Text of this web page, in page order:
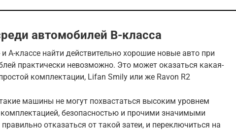
автомобилей B-класса
классе найти действительно хорошие новые авто при
практически невозможно. Это может оказаться какая-
комплектации, Lifan Smily или же Ravon R2
машины не могут похвастаться высоким уровнем
безопасностью и прочими значимыми
отказаться от такой затеи, и переключиться на